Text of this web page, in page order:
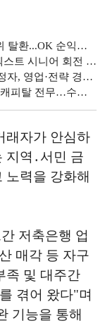
1분기 저축은행 리그테이블]
어 회전 예금’ 출시
풍부한 리테일 전문가
수' [금융권 CEO 인사]
래자가 안심하
지역․서민 금
노력을 강화해
저축은행 업
매각 등 자구
족 및 대주간
겪어 왔다"며
기능을 통해